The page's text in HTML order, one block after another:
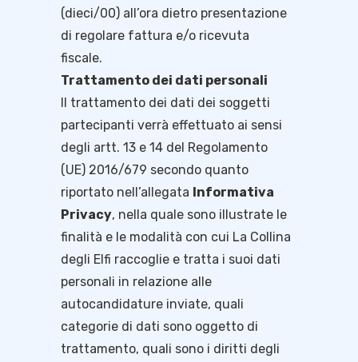
(dieci/00) all’ora dietro presentazione
di regolare fattura e/o ricevuta
fiscale.
Trattamento dei dati personali
Il trattamento dei dati dei soggetti
partecipanti verrà effettuato ai sensi
degli artt. 13 e 14 del Regolamento
(UE) 2016/679 secondo quanto
riportato nell’allegata Informativa
Privacy, nella quale sono illustrate le
finalità e le modalità con cui La Collina
degli Elfi raccoglie e tratta i suoi dati
personali in relazione alle
autocandidature inviate, quali
categorie di dati sono oggetto di
trattamento, quali sono i diritti degli